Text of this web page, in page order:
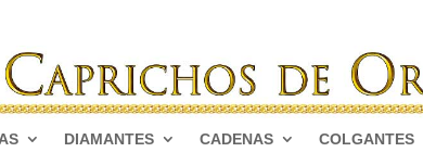
DIAMANTES CADENAS COLGANTES